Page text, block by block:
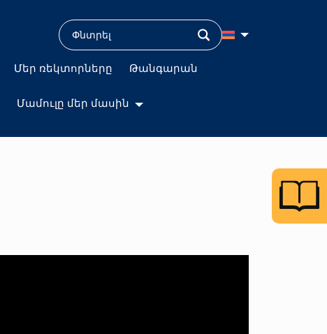
Մեր ռեկտորները Թանգարան
Մամուլը մեր մասին